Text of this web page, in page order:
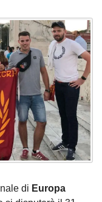
di Europa